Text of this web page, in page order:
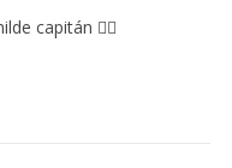
capitán 👨‍✈️